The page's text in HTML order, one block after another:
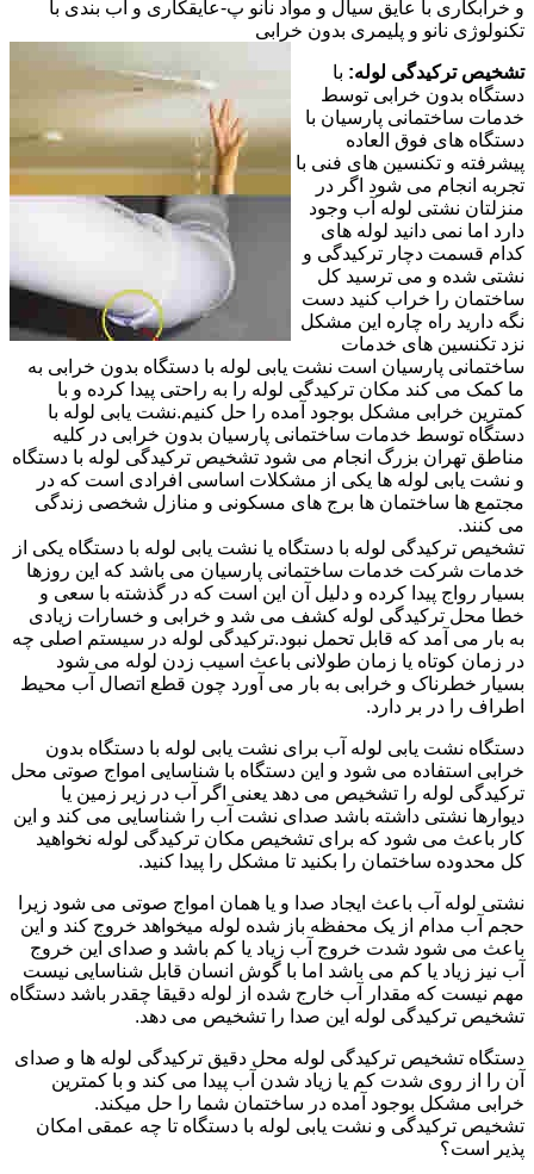
و خرابکاری با عایق سیال و مواد نانو پ-عایقکاری و آب بندی با
تکنولوژی نانو و پلیمری بدون خرابی
تشخیص ترکیدگی لوله: با
دستگاه بدون خرابی توسط
خدمات ساختمانی پارسیان با
دستگاه های فوق العاده
پیشرفته و تکنسین های فنی با
تجربه انجام می شود اگر در
منزلتان نشتی لوله آب وجود
دارد اما نمی دانید لوله های
کدام قسمت دچار ترکیدگی و
نشتی شده و می ترسید کل
ساختمان را خراب کنید دست
نگه دارید راه چاره این مشکل
نزد تکنسین های خدمات
ساختمانی پارسیان است نشت یابی لوله با دستگاه بدون خرابی به
ما کمک می کند مکان ترکیدگی لوله را به راحتی پیدا کرده و با
کمترین خرابی مشکل بوجود آمده را حل کنیم.نشت یابی لوله با
دستگاه توسط خدمات ساختمانی پارسیان بدون خرابی در کلیه
مناطق تهران بزرگ انجام می شود تشخیص ترکیدگی لوله با دستگاه
و نشت یابی لوله ها یکی از مشکلات اساسی افرادی است که در
مجتمع ها ساختمان ها برج های مسکونی و منازل شخصی زندگی
می کنند.
تشخیص ترکیدگی لوله با دستگاه یا نشت یابی لوله با دستگاه یکی از
خدمات شرکت خدمات ساختمانی پارسیان می باشد که این روزها
بسیار رواج پیدا کرده و دلیل آن این است که در گذشته با سعی و
خطا محل ترکیدگی لوله کشف می شد و خرابی و خسارات زیادی
به بار می آمد که قابل تحمل نبود.ترکیدگی لوله در سیستم اصلی چه
در زمان کوتاه یا زمان طولانی باعث اسیب زدن لوله می شود
بسیار خطرناک و خرابی به بار می آورد چون قطع اتصال آب محیط
اطراف را در بر دارد.
دستگاه نشت یابی لوله آب برای نشت یابی لوله با دستگاه بدون
خرابی استفاده می شود و این دستگاه با شناسایی امواج صوتی محل
ترکیدگی لوله را تشخیص می دهد یعنی اگر آب در زیر زمین یا
دیوارها نشتی داشته باشد صدای نشت آب را شناسایی می کند و این
کار باعث می شود که برای تشخیص مکان ترکیدگی لوله نخواهید
کل محدوده ساختمان را بکنید تا مشکل را پیدا کنید.
نشتی لوله آب باعث ایجاد صدا و یا همان امواج صوتی می شود زیرا
حجم آب مدام از یک محفظه باز شده لوله میخواهد خروج کند و این
باعث می شود شدت خروج آب زیاد یا کم باشد و صدای این خروج
آب نیز زیاد یا کم می باشد اما با گوش انسان قابل شناسایی نیست
مهم نیست که مقدار آب خارج شده از لوله دقیقا چقدر باشد دستگاه
تشخیص ترکیدگی لوله این صدا را تشخیص می دهد.
دستگاه تشخیص ترکیدگی لوله محل دقیق ترکیدگی لوله ها و صدای
آن را از روی شدت کم یا زیاد شدن آب پیدا می کند و با کمترین
خرابی مشکل بوجود آمده در ساختمان شما را حل میکند.
تشخیص ترکیدگی و نشت یابی لوله با دستگاه تا چه عمقی امکان
پذیر است؟